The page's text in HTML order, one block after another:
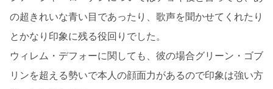
の超きれいな青い目であったり、歌声を聞かせてくれたり
とかなり印象に残る役回りでした。
ウィレム・デフォーに関しても、彼の場合グリーン・ゴブ
リンを超える勢いで本人の顔面力があるので印象は強い方